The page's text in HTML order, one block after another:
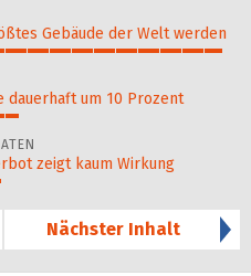
Gebäude der Welt werden
dauerhaft um 10 Prozent
zeigt kaum Wirkung
Nächster Inhalt